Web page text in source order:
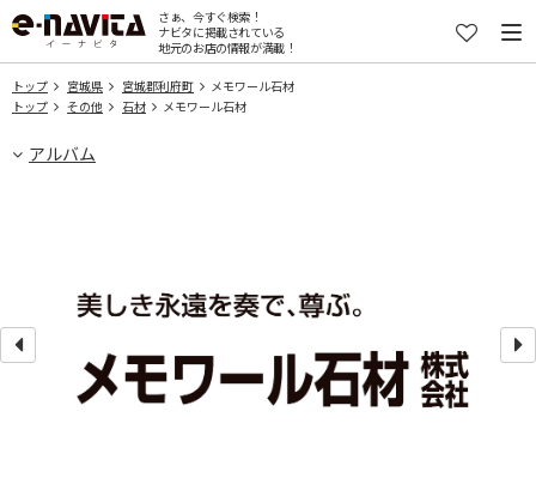
さぁ、今すぐ検索！
ナビタに掲載されている
地元のお店の情報が満載！
トップ 宮城県 宮城郡利府町
メモワール石材
トップ
その他 石材 メモワール石材
アルバム